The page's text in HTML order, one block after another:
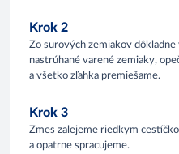
Krok 2
Zo surových zemiakov
nastrúhané varené zemiaky,
a všetko zľahka premiešame.
Krok 3
Zmes zalejeme riedkym
a opatrne spracujeme.